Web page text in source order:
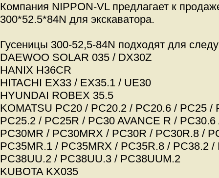
Компания NIPPON-VL предлагает к
300*52.5*84N для экскаватора.
Гусеницы 300-52,5-84N подходят для
DAEWOO SOLAR 035 / DX30Z
HANIX H36CR
HITACHI EX33 / EX35.1 / UE30
HYUNDAI ROBEX 35.5
KOMATSU PC20 / PC20.2 / PC20.6 / PC25 /
PC25.2 / PC25R / PC30 AVANCE R /
PC30MR / PC30MRX / PC30R / PC30R.8 /
PC35MR.1 / PC35MRX / PC35R.8 / PC38.2 /
PC38UU.2 / PC38UU.3 / PC38UUM.2
KUBOTA KX035